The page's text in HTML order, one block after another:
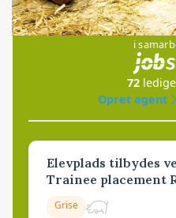
i
72
Opret agent
Elevplads tilbydes
Trainee placement
Grise